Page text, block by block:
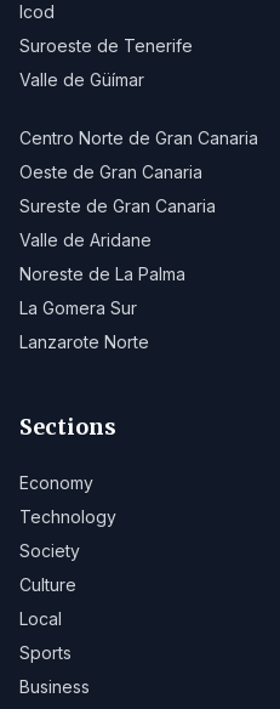
Icod
Suroeste de Tenerife
Valle de Güímar
Centro Norte de Gran Canaria
Oeste de Gran Canaria
Sureste de Gran Canaria
Valle de Aridane
Noreste de La Palma
La Gomera Sur
Lanzarote Norte
Sections
Economy
Technology
Society
Culture
Local
Sports
Business